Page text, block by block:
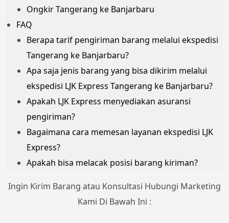
Ongkir Tangerang ke Banjarbaru
FAQ
Berapa tarif pengiriman barang melalui ekspedisi
Tangerang ke Banjarbaru?
Apa saja jenis barang yang bisa dikirim melalui
ekspedisi LJK Express Tangerang ke Banjarbaru?
Apakah LJK Express menyediakan asuransi
pengiriman?
Bagaimana cara memesan layanan ekspedisi LJK
Express?
Apakah bisa melacak posisi barang kiriman?
Ingin Kirim Barang atau Konsultasi Hubungi Marketing
Kami Di Bawah Ini :